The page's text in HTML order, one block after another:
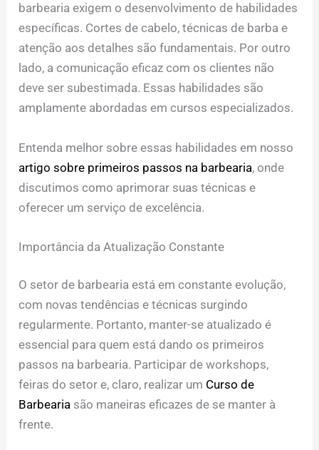
barbearia exigem o desenvolvimento de habilidades
específicas. Cortes de cabelo, técnicas de barba e
atenção aos detalhes são fundamentais. Por outro
lado, a comunicação eficaz com os clientes não
deve ser subestimada. Essas habilidades são
amplamente abordadas em cursos especializados.
Entenda melhor sobre essas habilidades em nosso
artigo sobre primeiros passos na barbearia, onde
discutimos como aprimorar suas técnicas e
oferecer um serviço de excelência.
Importância da Atualização Constante
O setor de barbearia está em constante evolução,
com novas tendências e técnicas surgindo
regularmente. Portanto, manter-se atualizado é
essencial para quem está dando os primeiros
passos na barbearia. Participar de workshops,
feiras do setor e, claro, realizar um Curso de
Barbearia são maneiras eficazes de se manter à
frente.